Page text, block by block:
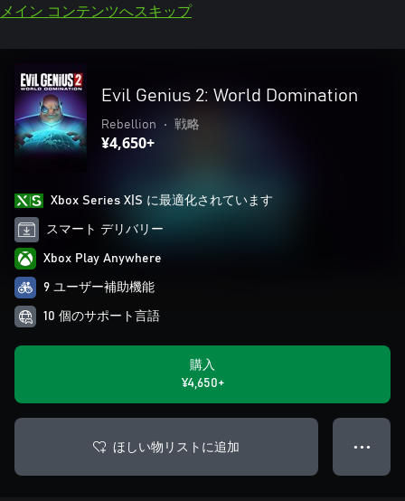
メイン コンテンツへスキップ
Evil Genius 2: World Domination
Rebellion • 戦略
¥4,650+
Xbox Series X|S に最適化されています
スマート デリバリー
Xbox Play Anywhere
9 ユーザー補助機能
10 個のサポート言語
購入
¥4,650+
ほしい物リストに追加 ● ● ●